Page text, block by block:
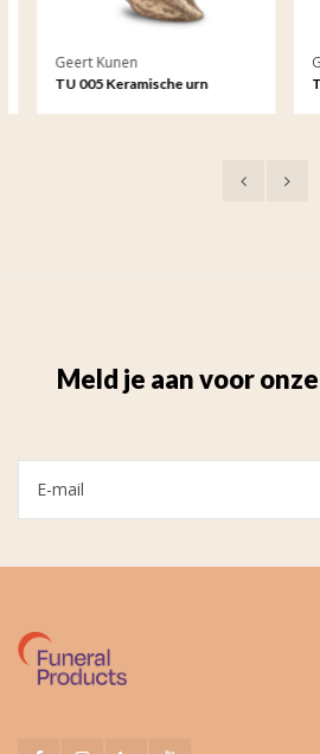
Geert Kunen
TU 005 Keramische urn
Meld je aan voor